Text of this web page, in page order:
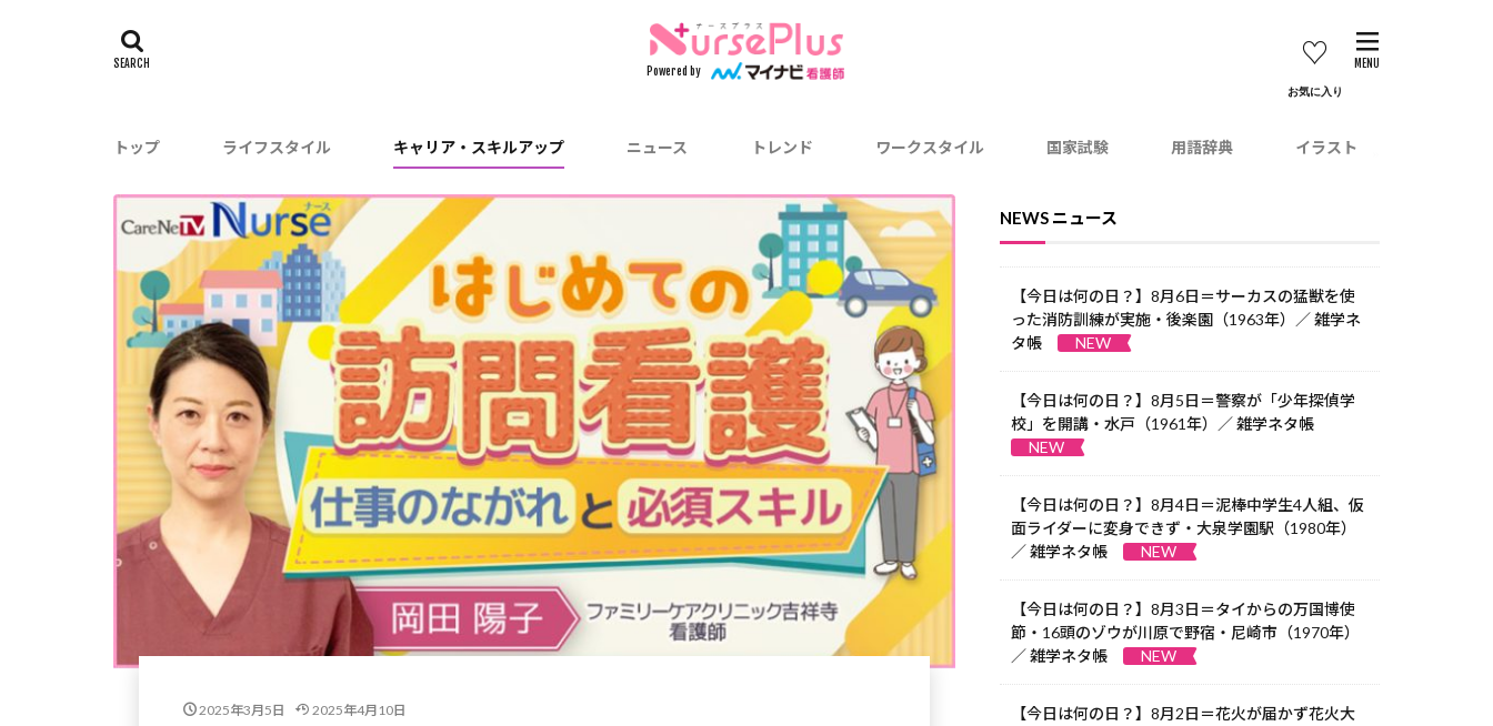
Powered by
トップ ライフスタイル キャリア・スキルアップ ニュース トレンド ワークスタイル 国家試験 用語辞典 イラスト
2025年3月5日 2025年4月10日
NEWS ニュース
【今日は何の日？】8月6日＝サーカスの猛獣を使
った消防訓練が実施・後楽園（1963年）／ 雑学ネ
タ帳
NEW
【今日は何の日？】8月5日＝警察が「少年探偵学
校」を開講・水戸（1961年）／ 雑学ネタ帳
NEW
【今日は何の日？】8月4日＝泥棒中学生4人組、仮
面ライダーに変身できず・大泉学園駅（1980年）
／ 雑学ネタ帳
NEW
【今日は何の日？】8月3日＝タイからの万国博使
節・16頭のゾウが川原で野宿・尼崎市（1970年）
／ 雑学ネタ帳
NEW
【今日は何の日？】8月2日＝花火が届かず花火大